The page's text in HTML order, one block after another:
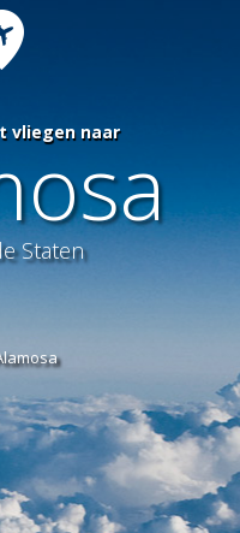
vliegen naar
Staten